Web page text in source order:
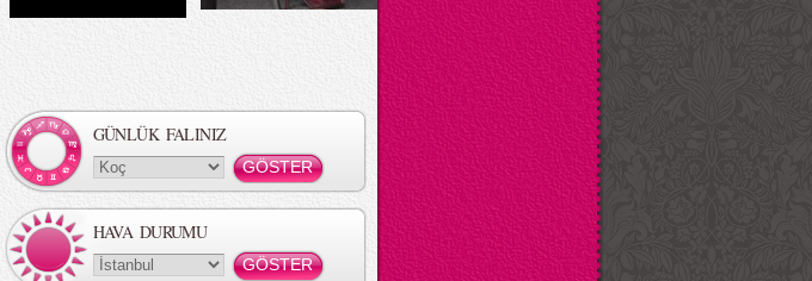
GÜNLÜK FALINIZ
HAVA DURUMU